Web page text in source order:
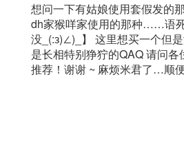
想问一下有姑娘使用套假发的
dh家猴咩家使用的那种……语
没_(:з)∠)_】 这里想买一个但
是长相特别狰狞的QAQ 请问各
推荐！谢谢 ~ 麻烦米君了…顺便